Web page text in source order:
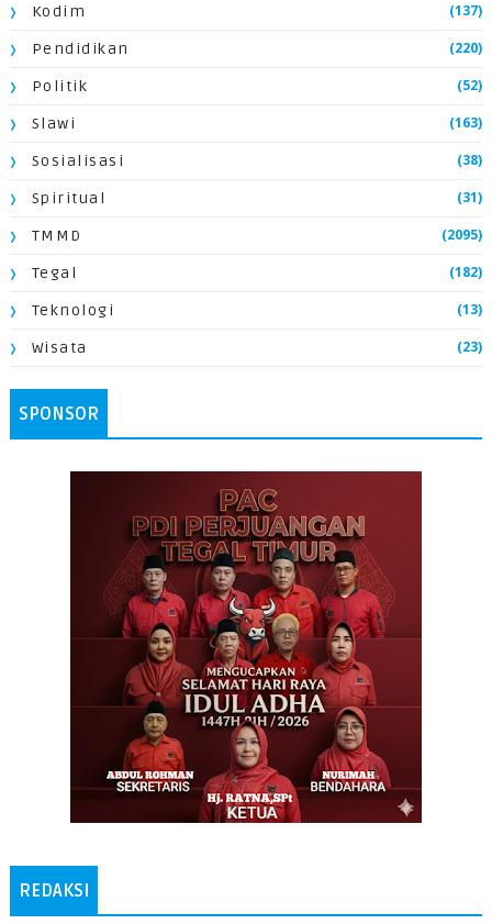
Kodim (137)
Pendidikan (220)
Politik (52)
Slawi (163)
Sosialisasi (38)
Spiritual (31)
TMMD (2095)
Tegal (182)
Teknologi (13)
Wisata (23)
SPONSOR
REDAKSI